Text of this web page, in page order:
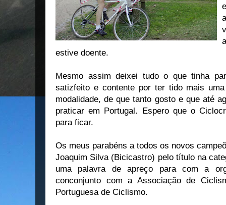
estive doente.
Mesmo assim deixei tudo o que tinha
satizfeito e contente por ter tido mais
modalidade, de que tanto gosto e que até
praticar em Portugal. Espero que o
para ficar.
Os meus parabéns a todos os novos
Joaquim Silva (Bicicastro) pelo título na
uma palavra de apreço para com a
conconjunto com a Associação de
Portuguesa de Ciclismo.